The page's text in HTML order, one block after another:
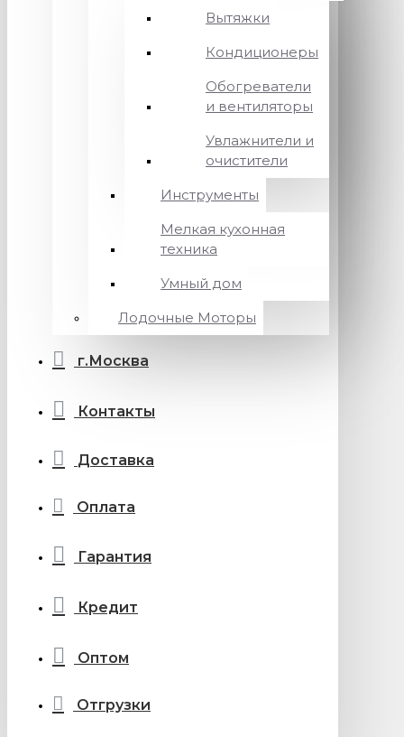
Вытяжки
Кондиционеры
Обогреватели
и вентиляторы
Увлажнители и
очистители
Инструменты
Мелкая кухонная
техника
Умный дом
Лодочные Моторы
г.Москва
Контакты
Доставка
Оплата
Гарантия
Кредит
Оптом
Отгрузки